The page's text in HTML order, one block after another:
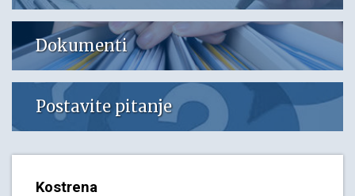
Dokumenti
Postavite pitanje
Kostrena